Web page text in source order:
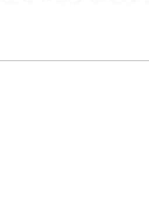
అకౌంట్‌లో టోల్ ఫీజుకు సరిపడా